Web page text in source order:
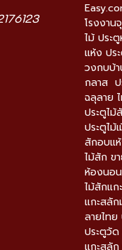
โรงงาน
ไม้ ประ
แห้ง ปร
วงกบบ้า
กลาส ป
ฉลุลาย
ประตูไม้
ประตูไม้
สักอบแห้
ไม้สัก ข
ห้องนอน
ไม้สักแก
แกะสลัก
ลายไทย
ประตูวั
แกะสลั